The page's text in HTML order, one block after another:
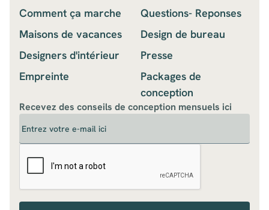
Comment ça marche
Questions- Reponses
Maisons de vacances
Design de bureau
Designers d'intérieur
Presse
Empreinte
Packages de
conception
Recevez des conseils de conception mensuels ici